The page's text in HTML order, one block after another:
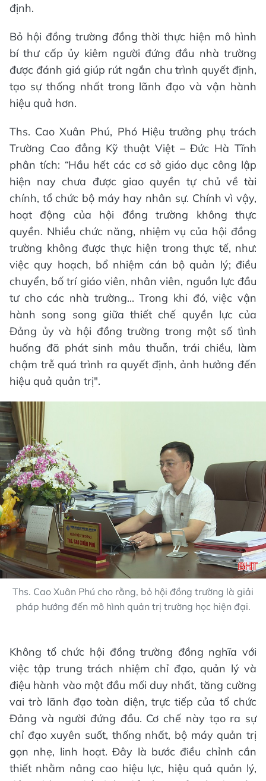
định.
Bỏ hội đồng trường đồng thời thực hiện mô hình
bí thư cấp ủy kiêm người đứng đầu nhà trường
được đánh giá giúp rút ngắn chu trình quyết định,
tạo sự thống nhất trong lãnh đạo và vận hành
hiệu quả hơn.
Ths. Cao Xuân Phú, Phó Hiệu trưởng phụ trách
Trường Cao đẳng Kỹ thuật Việt – Đức Hà Tĩnh
phân tích: “Hầu hết các cơ sở giáo dục công lập
hiện nay chưa được giao quyền tự chủ về tài
chính, tổ chức bộ máy hay nhân sự. Chính vì vậy,
hoạt động của hội đồng trường không thực
quyền. Nhiều chức năng, nhiệm vụ của hội đồng
trường không được thực hiện trong thực tế, như:
việc quy hoạch, bổ nhiệm cán bộ quản lý; điều
chuyển, bố trí giáo viên, nhân viên, nguồn lực đầu
tư cho các nhà trường... Trong khi đó, việc vận
hành song song giữa thiết chế quyền lực của
Đảng ủy và hội đồng trường trong một số tình
huống đã phát sinh mâu thuẫn, trái chiều, làm
chậm trễ quá trình ra quyết định, ảnh hưởng đến
hiệu quả quản trị".
Ths. Cao Xuân Phú cho rằng, bỏ hội đồng trường là giải
pháp hướng đến mô hình quản trị trường học hiện đại.
Không tổ chức hội đồng trường đồng nghĩa với
việc tập trung trách nhiệm chỉ đạo, quản lý và
điệu hành vào một đầu mối duy nhất, tăng cường
vai trò lãnh đạo toàn diện, trực tiếp của tổ chức
Đảng và người đứng đầu. Cơ chế này tạo ra sự
chỉ đạo xuyên suốt, thống nhất, bộ máy quản trị
gọn nhẹ, linh hoạt. Đây là bước điều chỉnh cần
thiết nhằm nâng cao hiệu lực, hiệu quả quản lý,